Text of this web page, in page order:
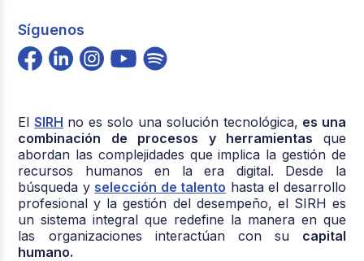
Síguenos
ElSIRH no es solo una solución tecnológica, es una
combinación de procesos y herramientas que
abordan las complejidades que implica la gestión de
recursos humanos en la era digital. Desde la
búsqueda y selección de talento hasta el desarrollo
profesional y la gestión del desempeño, el SIRH es
un sistema integral que redefine la manera en que
las organizaciones interactúan con su capital
humano.